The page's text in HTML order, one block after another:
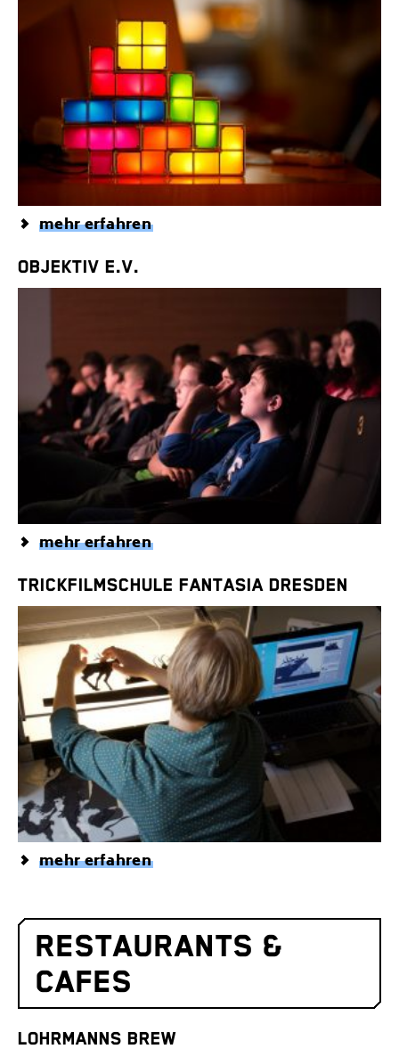
mehr erfahren
OBJEKTIV E.V.
mehr erfahren
TRICKFILMSCHULE FANTASIA DRESDEN
mehr erfahren
RESTAURANTS &
CAFES
LOHRMANNS BREW